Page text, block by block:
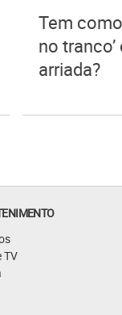
Tem
no
arriada?
TV